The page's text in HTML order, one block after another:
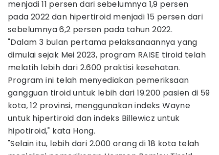
menjadi 11 persen dari sebelumnya 1,9 persen
pada 2022 dan hipertiroid menjadi 15 persen dari
sebelumnya 6,2 persen pada tahun 2022.
"Dalam 3 bulan pertama pelaksanaannya yang
dimulai sejak Mei 2023, program RAISE tiroid telah
melatih lebih dari 2.600 praktisi kesehatan.
Program ini telah menyediakan pemeriksaan
gangguan tiroid untuk lebih dari 19.200 pasien di 59
kota, 12 provinsi, menggunakan indeks Wayne
untuk hipertiroid dan indeks Billewicz untuk
hipotiroid," kata Hong.
"Selain itu, lebih dari 2.000 orang di 18 kota telah